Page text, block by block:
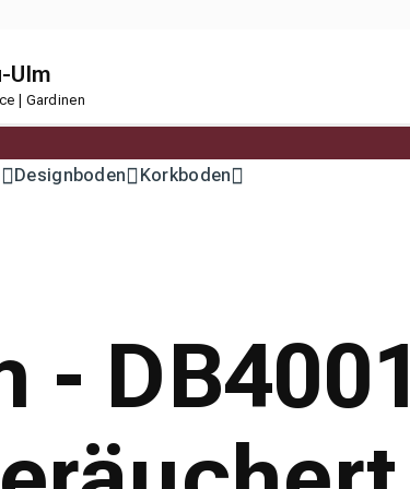
Ulm
| Gardinen
Designboden Korkboden
-